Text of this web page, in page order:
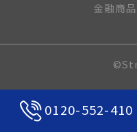
0120-552-410
金融商